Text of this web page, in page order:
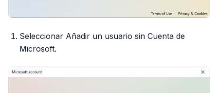
Seleccionar Añadir un usuario sin Cuenta de
Microsoft.